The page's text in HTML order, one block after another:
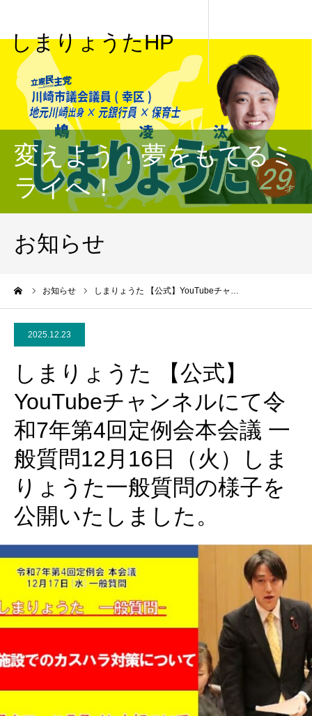
しまりょうたHP
変えよう！夢をもてるミ
ライへ！
お知らせ
お知らせ しまりょうた 【公式】YouTubeチャ…
2025.12.23
しまりょうた 【公式】
YouTubeチャンネルにて令
和7年第4回定例会本会議 一
般質問12月16日（火）しま
りょうた一般質問の様子を
公開いたしました。